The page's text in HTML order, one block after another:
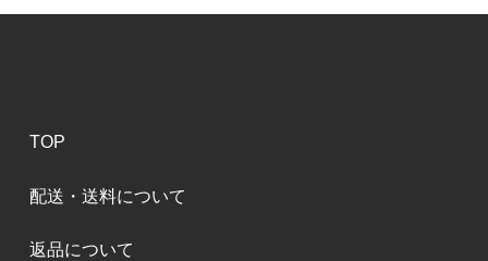
TOP
配送・送料について
返品について